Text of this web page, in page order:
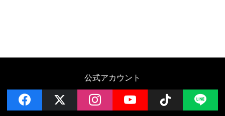
公式アカウント
facebook instagramYouTube Follow